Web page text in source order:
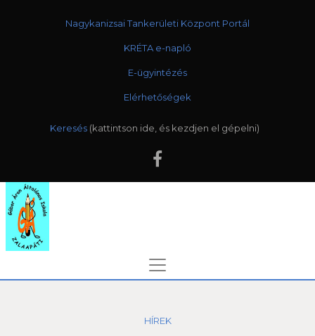
Nagykanizsai Tankerületi Központ Portál
KRÉTA e-napló
E-ügyintézés
Elérhetőségek
Keresés
HÍREK